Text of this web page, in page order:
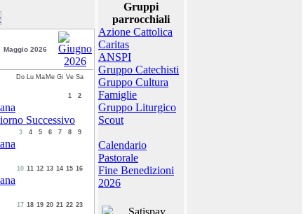
Maggio 2026
Do Lu Ma Me Gi Ve Sa
1 2
3 4 5 6 7 8 9
10 11 12 13 14 15 16
17 18 19 20 21 22 23
Gruppi
parrocchiali
Azione Cattolica
Caritas
ANSPI
Gruppo Catechisti
Gruppo Cultura
Famiglie
Gruppo Liturgico
Scout
Calendario
Pastorale
Fine Benedizioni
2026